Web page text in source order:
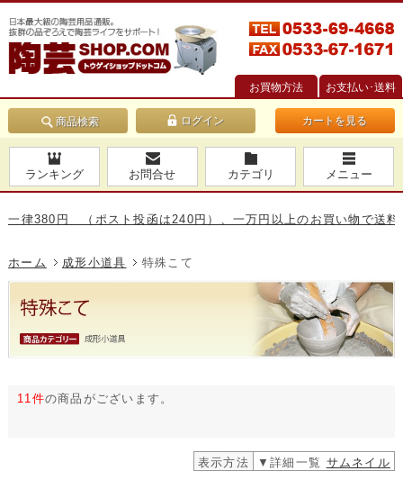
お買物方法 お支払い･送料
商品検索 カートを見る
ランキング お問合せ カテゴリ メニュー
円 （ポスト投函は240円）、一万円以上のお買い物で送料無料
ホーム 成形小道具 特殊こて
11件の商品がございます。
表示方法 ▼詳細一覧 サムネイル